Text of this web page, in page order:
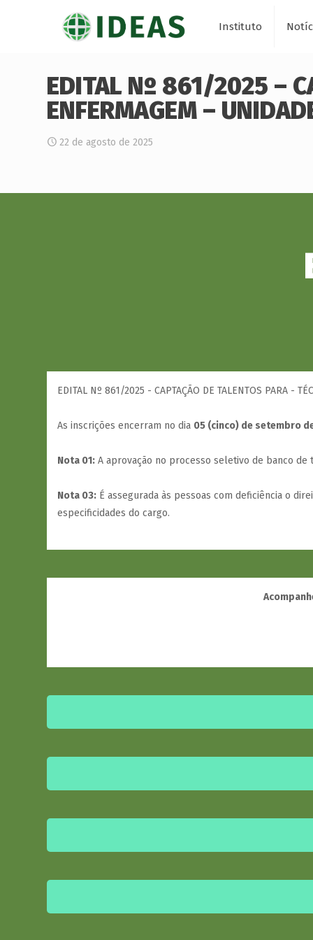
Instituto
EDITAL Nº 861/2025 –
ENFERMAGEM –
22 de agosto de 2025
EDITAL Nº 861/2025 - CAPTAÇÃO DE TALENTOS PARA -
As inscrições encerram no dia 05 (cinco) de setembro
Nota 01: A aprovação no processo seletivo de banco de
Nota 03: É assegurada às pessoas com deficiência o
especificidades do cargo.